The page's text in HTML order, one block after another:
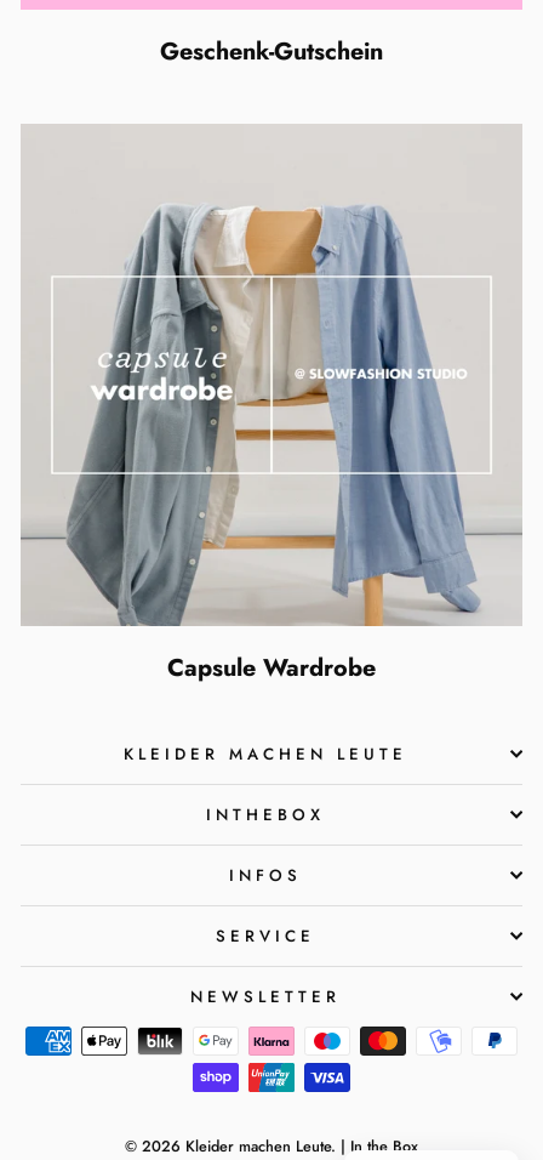
Geschenk-Gutschein
Capsule Wardrobe
KLEIDER MACHEN LEUTE
INTHEBOX
INFOS
SERVICE
NEWSLETTER
© 2026 Kleider machen Leute. | In the Box